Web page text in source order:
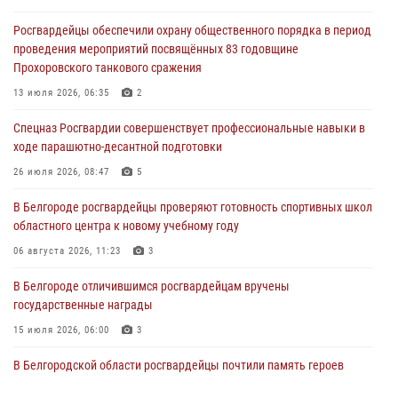
06 августа 2026, 12:05 3
В Белгороде росгвардейцы проверяют готовность спортивных школ
областного центра к новому учебному году
Росгвардия обеспечила общественную безопасность празднования
83-й годовщины освобождения г. Белгорода от немецко -
06 августа 2026, 06:54 3
Офицеры Росгвардии и ветераны войск правопорядка почтили
05 августа 2026, 17:12 2
Росгвардейцы обеспечили охрану общественного порядка в период
проведения мероприятий посвящённых 83 годовщине
Прохоровского танкового сражения
13 июля 2026, 06:35 2
Спецназ Росгвардии совершенствует профессиональные навыки в
ходе парашютно-десантной подготовки
26 июля 2026, 08:47 5
В Белгороде росгвардейцы проверяют готовность спортивных школ
областного центра к новому учебному году
06 августа 2026, 11:23 3
В Белгороде отличившимся росгвардейцам вручены
государственные награды
15 июля 2026, 06:00 3
В Белгородской области росгвардейцы почтили память героев